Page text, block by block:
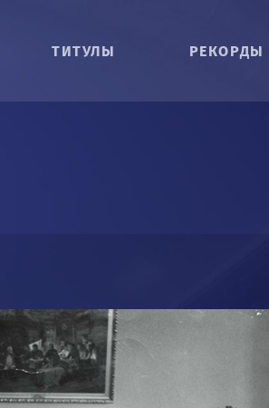
ТИТУЛЫ РЕКОРДЫ